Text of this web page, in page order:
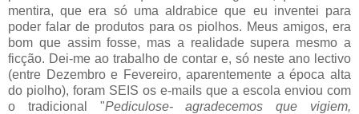
mentira, que era só uma aldrabice que eu inventei para
poder falar de produtos para os piolhos. Meus amigos, era
bom que assim fosse, mas a realidade supera mesmo a
ficção. Dei-me ao trabalho de contar e, só neste ano lectivo
(entre Dezembro e Fevereiro, aparentemente a época alta
do piolho), foram SEIS os e-mails que a escola enviou com
o tradicional "Pediculose- agradecemos que vigiem,